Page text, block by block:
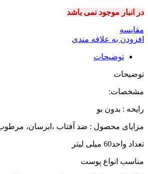
در انبار موجود نمی باشد
مقایسه
افزودن به علاقه مندی
توضیحات
توضیحات
مشخصات:
رایحه : بدون بو
مزایای محصول : ضد آفتاب ،ابرسان،
تعداد واحد60 میلی لیتر
مناسب انواع پوست